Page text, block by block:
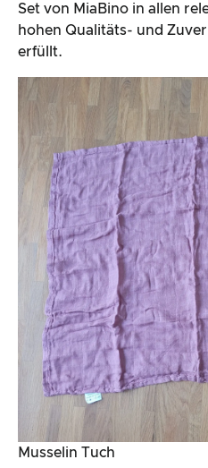
Set von MiaBino in allen
hohen Qualitäts- und
erfüllt.
Musselin Tuch